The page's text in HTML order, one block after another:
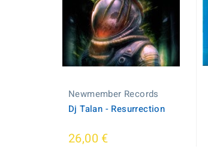
Newmember Records
Dj Talan - Resurrection
26,00 €